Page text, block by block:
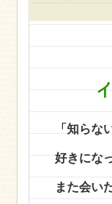
「知らな
好きにな
また会い